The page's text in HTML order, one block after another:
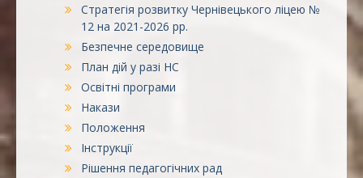
Стратегія розвитку Чернівецького ліцею №
12 на 2021-2026 рр.
Безпечне середовище
План дій у разі НС
Освітні програми
Накази
Положення
Інструкції
Рішення педагогічних рад